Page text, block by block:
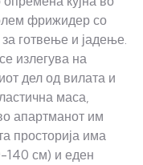
фрижидер со
готвење и јадење.
излегува на
дел од вилата и
маса,
апартманот им
просторија има
140 см) и еден